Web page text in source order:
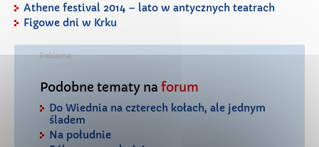
Athene festival 2014 – lato w antycznych teatrach
Figowe dni w Krku
Podobne tematy na forum
Do Wiednia na czterech kołach, ale jednym
śladem
Na południe